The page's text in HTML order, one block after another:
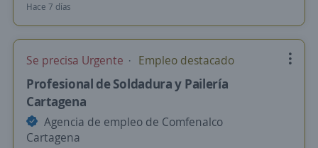
Hace 7 días
Se precisa Urgente Empleo destacado
Profesional de Soldadura y Pailería
Cartagena
Agencia de empleo de Comfenalco
Cartagena